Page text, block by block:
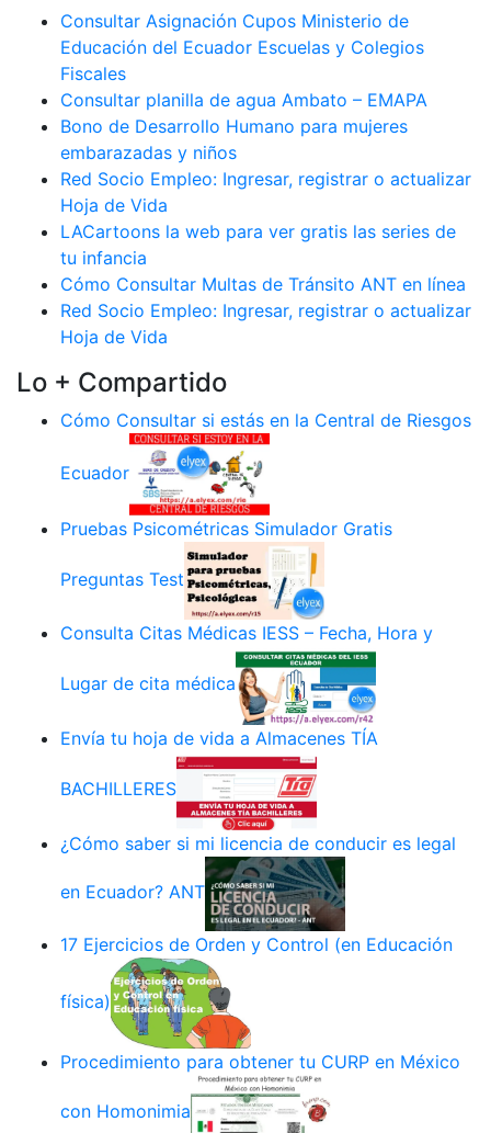
Consultar Asignación Cupos Ministerio de
Educación del Ecuador Escuelas y Colegios
Fiscales
Consultar planilla de agua Ambato – EMAPA
Bono de Desarrollo Humano para mujeres
embarazadas y niños
Red Socio Empleo: Ingresar, registrar o actualizar
Hoja de Vida
LACartoons la web para ver gratis las series de
tu infancia
Cómo Consultar Multas de Tránsito ANT en línea
Red Socio Empleo: Ingresar, registrar o actualizar
Hoja de Vida
Lo + Compartido
Cómo Consultar si estás en la Central de Riesgos
Ecuador
Pruebas Psicométricas Simulador Gratis
Preguntas Test
Consulta Citas Médicas IESS – Fecha, Hora y
Lugar de cita médica
Envía tu hoja de vida a Almacenes TÍA
BACHILLERES
¿Cómo saber si mi licencia de conducir es legal
en Ecuador? ANT
17 Ejercicios de Orden y Control (en Educación
física)
Procedimiento para obtener tu CURP en México
con Homonimia